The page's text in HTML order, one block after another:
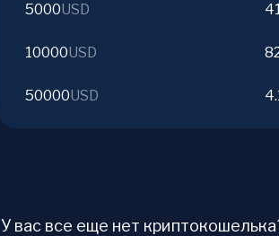
5000USD
10000USD
50000USD
У вас все еще нет